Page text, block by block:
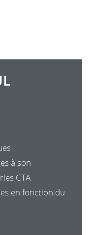
à son
CTA
en fonction du